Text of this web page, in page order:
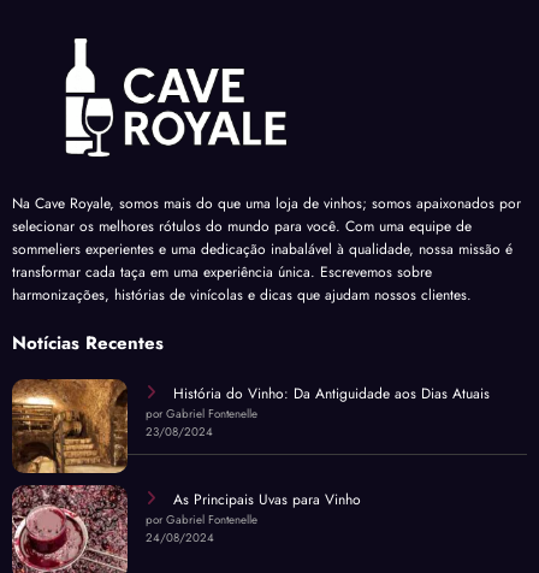
Na Cave Royale, somos mais do que uma loja de vinhos; somos apaixonados por
selecionar os melhores rótulos do mundo para você. Com uma equipe de
sommeliers experientes e uma dedicação inabalável à qualidade, nossa missão é
transformar cada taça em uma experiência única. Escrevemos sobre
harmonizações, histórias de vinícolas e dicas que ajudam nossos clientes.
Notícias Recentes
História do Vinho: Da Antiguidade aos Dias Atuais
por Gabriel Fontenelle
23/08/2024
As Principais Uvas para Vinho
por Gabriel Fontenelle
24/08/2024